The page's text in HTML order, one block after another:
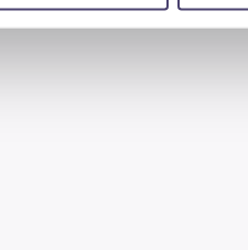
korzystania z ich usług.